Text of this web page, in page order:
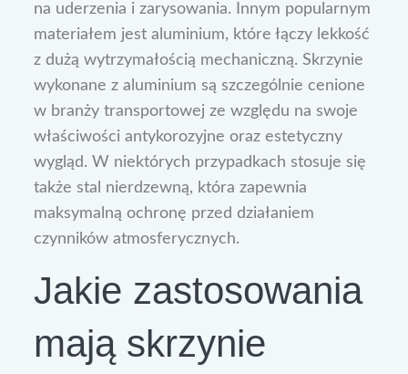
na uderzenia i zarysowania. Innym popularnym
materiałem jest aluminium, które łączy lekkość
z dużą wytrzymałością mechaniczną. Skrzynie
wykonane z aluminium są szczególnie cenione
w branży transportowej ze względu na swoje
właściwości antykorozyjne oraz estetyczny
wygląd. W niektórych przypadkach stosuje się
także stal nierdzewną, która zapewnia
maksymalną ochronę przed działaniem
czynników atmosferycznych.
Jakie zastosowania
mają skrzynie